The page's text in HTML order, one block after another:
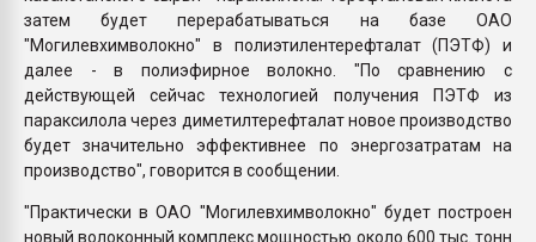
затем будет перерабатываться на базе ОАО
"Могилевхимволокно" в полиэтилентерефталат (ПЭТФ) и
далее - в полиэфирное волокно. "По сравнению с
действующей сейчас технологией получения ПЭТФ из
параксилола через диметилтерефталат новое производство
будет значительно эффективнее по энергозатратам на
производство", говорится в сообщении.
"Практически в ОАО "Могилевхимволокно" будет построен
новый волоконный комплекс мощностью около 600 тыс. тонн